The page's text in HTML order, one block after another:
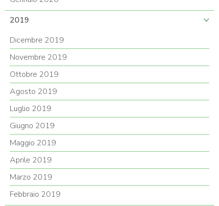
2019
Dicembre 2019
Novembre 2019
Ottobre 2019
Agosto 2019
Luglio 2019
Giugno 2019
Maggio 2019
Aprile 2019
Marzo 2019
Febbraio 2019